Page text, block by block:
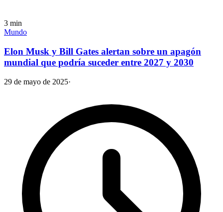
3 min
Mundo
Elon Musk y Bill Gates alertan sobre un apagón
mundial que podría suceder entre 2027 y 2030
29 de mayo de 2025·